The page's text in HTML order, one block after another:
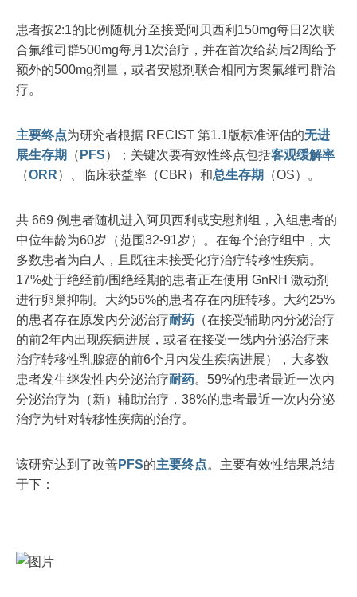
患者按2:1的比例随机分至接受阿贝西利150mg每日2次联
合氟维司群500mg每月1次治疗，并在首次给药后2周给予
额外的500mg剂量，或者安慰剂联合相同方案氟维司群治
疗。
主要终点为研究者根据 RECIST 第1.1版标准评估的无进
展生存期
（ PFS）；关键次要有效性终点包括客观缓解率
（ORR）、临床获益率（CBR）和总生存期 （OS）。
共 669 例患者随机进入阿贝西利或安慰剂组，入组患者的
中位年龄为60岁（范围32-91岁）。在每个治疗组中，大
多数患者为白人，且既往未接受化疗治疗转移性疾病。
17%处于绝经前/围绝经期的患者正在使用 GnRH 激动剂
进行卵巢抑制。大约56%的患者存在内脏转移。大约25%
的患者存在原发内分泌治疗耐药 （在接受辅助内分泌治疗
的前2年内出现疾病进展，或者在接受一线内分泌治疗来
治疗转移性乳腺癌的前6个月内发生疾病进展），大多数
患者发生继发性内分泌治疗耐药。59%的患者最近一次内
分泌治疗为（新）辅助治疗，38%的患者最近一次内分泌
治疗为针对转移性疾病的治疗。
该研究达到了改善PFS的主要终点。主要有效性结果总结
于下：